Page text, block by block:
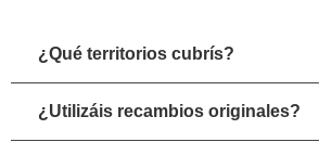
¿Qué territorios cubrís?
¿Utilizáis recambios originales?